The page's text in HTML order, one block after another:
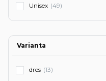
Unisex (49)
Varianta
dres (13)